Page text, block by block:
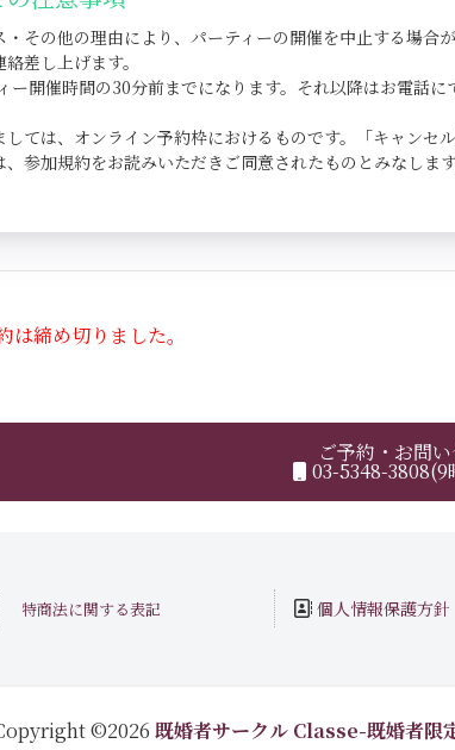
その他の理由により、パーティーの開催を中止する場合
差し上げます。
開催時間の30分前までになります。それ以降はお電話
ては、オンライン予約枠におけるものです。「キャンセ
参加規約をお読みいただきご同意されたものとみなします
は締め切りました。
ご予約・お問
03-5348-3808(9
特商法に関する表記 個人情報保護方針
©2026 既婚者サークル Classe-既婚者限